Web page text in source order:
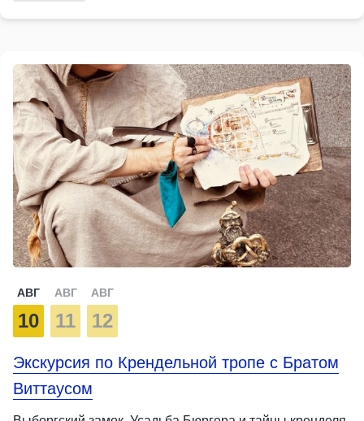
АВГ
10
АВГ
11
АВГ
12
Экскурсия по Крендельной тропе с Братом
Виттаусом